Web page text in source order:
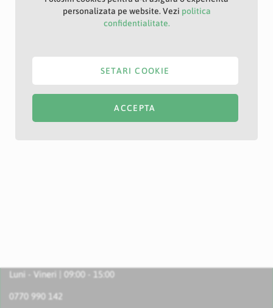
Luni - Vineri | 09:00 - 15:00
0770 990 142
personalizata pe website. Vezi politica
confidentialitate.
ACCEPTA
SETARI COOKIE